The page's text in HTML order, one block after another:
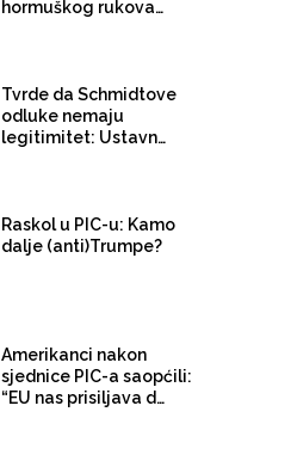
koristiti kao krajnju
hormuškog rukovanja
Tvrde da Schmidtove
odluke nemaju
legitimitet: Ustavni
koristiti svoja široka
ovlaštenja
Raskol u PIC-u: Kamo
dalje (anti)Trumpe?
Amerikanci nakon
sjednice PIC-a saopćili:
“EU nas prisiljava da